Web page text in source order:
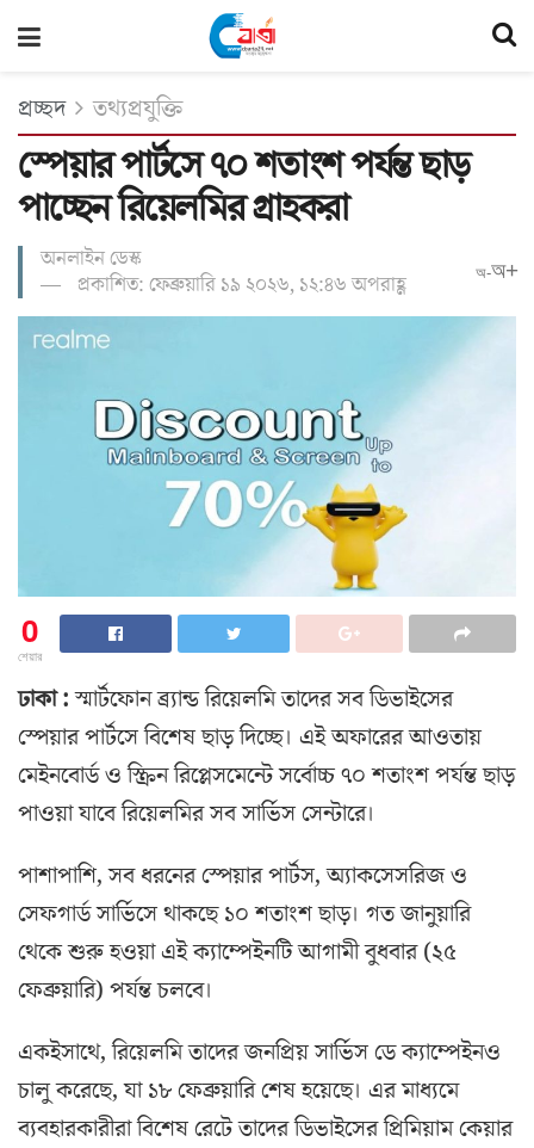
প্রচ্ছদ তথ্যপ্রযুক্তি
স্পেয়ার পার্টসে ৭০ শতাংশ পর্যন্ত ছাড়
পাচ্ছেন রিয়েলমির গ্রাহকরা
অনলাইন ডেস্ক
প্রকাশিত: ফেব্রুয়ারি ১৯ ২০২৬, ১২:৪৬ অপরাহ্ণ
অ-অ+
0
শেয়ার
ঢাকা :স্মার্টফোন ব্র্যান্ড রিয়েলমি তাদের সব ডিভাইসের
স্পেয়ার পার্টসে বিশেষ ছাড় দিচ্ছে। এই অফারের আওতায়
মেইনবোর্ড ও স্ক্রিন রিপ্লেসমেন্টে সর্বোচ্চ ৭০ শতাংশ পর্যন্ত ছাড়
পাওয়া যাবে রিয়েলমির সব সার্ভিস সেন্টারে।
পাশাপাশি, সব ধরনের স্পেয়ার পার্টস, অ্যাকসেসরিজ ও
সেফগার্ড সার্ভিসে থাকছে ১০ শতাংশ ছাড়। গত জানুয়ারি
থেকে শুরু হওয়া এই ক্যাম্পেইনটি আগামী বুধবার (২৫
ফেব্রুয়ারি) পর্যন্ত চলবে।
একইসাথে, রিয়েলমি তাদের জনপ্রিয় সার্ভিস ডে ক্যাম্পেইনও
চালু করেছে, যা ১৮ ফেব্রুয়ারি শেষ হয়েছে। এর মাধ্যমে
ব্যবহারকারীরা বিশেষ রেটে তাদের ডিভাইসের প্রিমিয়াম কেয়ার